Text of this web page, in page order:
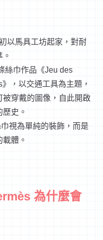
以馬具工坊起家，對耐
絲巾作品《Jeu des
，以交通工具為主題，
穿戴的圖像，自此開啟
史。
視為單純的裝飾，而是
體。
為什麼會